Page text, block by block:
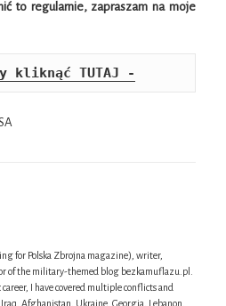
to regularnie, zapraszam na moje
kliknąć TUTAJ -
for Polska Zbrojna magazine), writer,
of the military-themed blog bezkamuflazu.pl.
I have covered multiple conflicts and
Afghanistan, Ukraine, Georgia, Lebanon,